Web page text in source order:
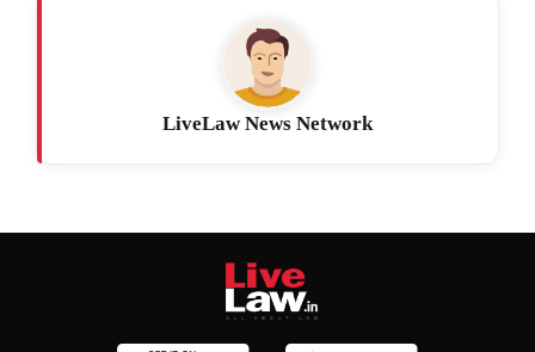
LiveLaw News Network